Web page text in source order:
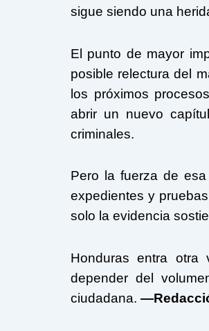
sigue siendo una
El punto de mayor
posible relectura del
los próximos
abrir un nuevo
criminales.
Pero la fuerza de
expedientes y
solo la evidencia
Honduras entra
depender del
ciudadana.